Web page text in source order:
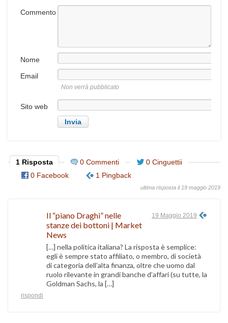
Commento
Nome
Email
Non verrà pubblicato
Sito web
1 Risposta 0 Commenti
0 Cinguettii
0 Facebook
1 Pingback
ultima risposta il 19 maggio 2019
Il “piano Draghi” nelle
stanze dei bottoni | Market
News
19 Maggio 2019
[…] nella politica italiana? La risposta è semplice:
egli è sempre stato affiliato, o membro, di società
di categoria dell’alta finanza, oltre che uomo dal
ruolo rilevante in grandi banche d’affari (su tutte, la
Goldman Sachs, la […]
rispondi